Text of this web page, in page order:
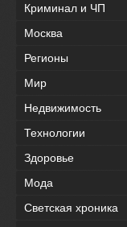
Криминал и ЧП
Москва
Регионы
Мир
Недвижимость
Технологии
Здоровье
Мода
Светская хроника